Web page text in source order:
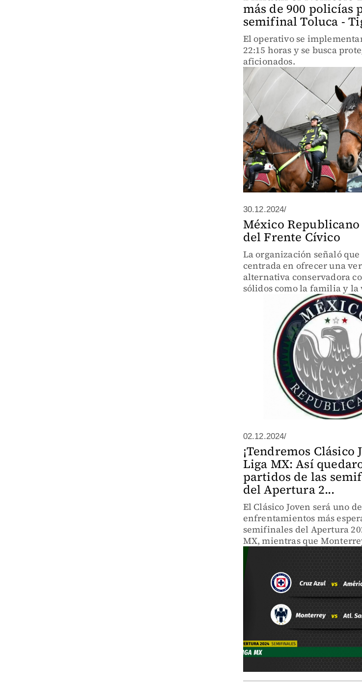
más de 900 policías
semifinal Toluca -
El operativo se
22:15 horas y se busca
aficionados.
30.12.2024/
México Republicano
del Frente Cívico
La organización señaló que
centrada en ofrecer una
alternativa conservadora
sólidos como la familia y la
02.12.2024/
¡Tendremos Clásico
Liga MX: Así
partidos de las
del Apertura 2...
El Clásico Joven será uno
enfrentamientos más
semifinales del Apertura
MX, mientras que
Azul se medirán por el otro
final.